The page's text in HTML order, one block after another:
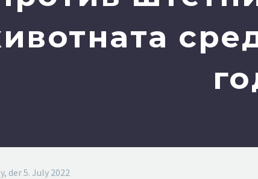
der 5. July 2022